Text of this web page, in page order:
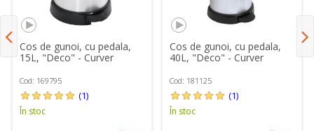
Cos de gunoi, cu pedala,
15L, "Deco" - Curver
Cod: 169795
(1)
În stoc
Cos de gunoi, cu pedala,
40L, "Deco" - Curver
Cod: 181125
(1)
În stoc